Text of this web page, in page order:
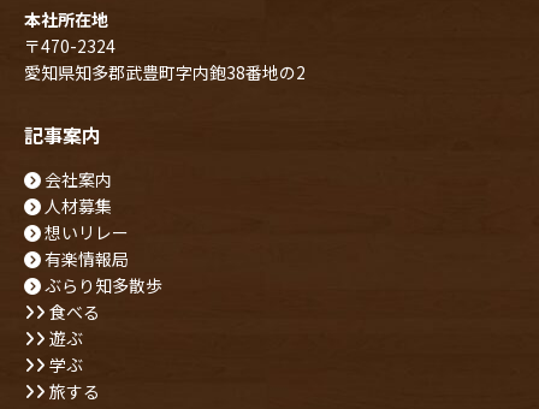
本社所在地
〒470-2324
愛知県知多郡武豊町字内鉋38番地の2
記事案内
会社案内
人材募集
想いリレー
有楽情報局
ぶらり知多散歩
食べる
遊ぶ
学ぶ
旅する